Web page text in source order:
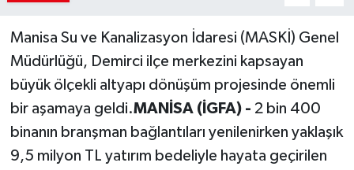
Manisa Su ve Kanalizasyon İdaresi (MASKİ) Genel
Müdürlüğü, Demirci ilçe merkezini kapsayan
büyük ölçekli altyapı dönüşüm projesinde önemli
bir aşamaya geldi.MANİSA (İGFA) - 2 bin 400
binanın branşman bağlantıları yenilenirken yaklaşık
9,5 milyon TL yatırım bedeliyle hayata geçirilen